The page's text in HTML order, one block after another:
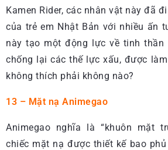
Kamen Rider, các nhân vật này đã
của trẻ em Nhật Bản với nhiều ấn
này tạo một động lực về tinh thần
chống lại các thế lực xấu, được
không thích phải không nào?
13 – Mặt nạ Animegao
Animegao nghĩa là “khuôn mặt
chiếc mặt nạ được thiết kế bao